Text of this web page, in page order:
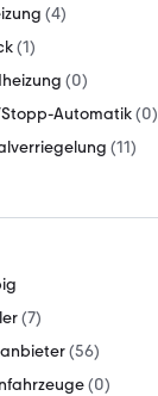
(4)
(1)
(0)
Automatik(0)
(11)
(7)
(56)
(0)